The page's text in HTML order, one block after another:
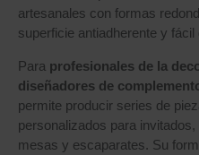
artesanales con formas
superficie antiadherente y fácil
Para profesionales de la
diseñadores de
permite producir series de
personalizados para
mesas y escaparates. Su